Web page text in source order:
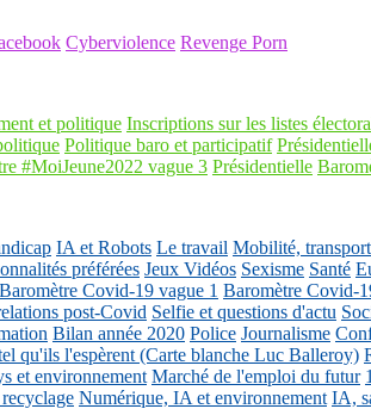
Cyberviolence Revenge Porn
et politique Inscriptions sur les listes
Politique baro et participatif
#MoiJeune2022 vague 3 Présidentielle
IA et Robots Le travail Mobilité,
préférées Jeux Vidéos Sexisme Santé
Baromètre Covid-19 vague 1 Baromètre Covid-
post-Covid Selfie et questions d'actu
Bilan année 2020 Police Journalisme
qu'ils l'espèrent (Carte blanche Luc Balleroy)
et environnement Marché de l'emploi du futur
Numérique, IA et environnement IA,